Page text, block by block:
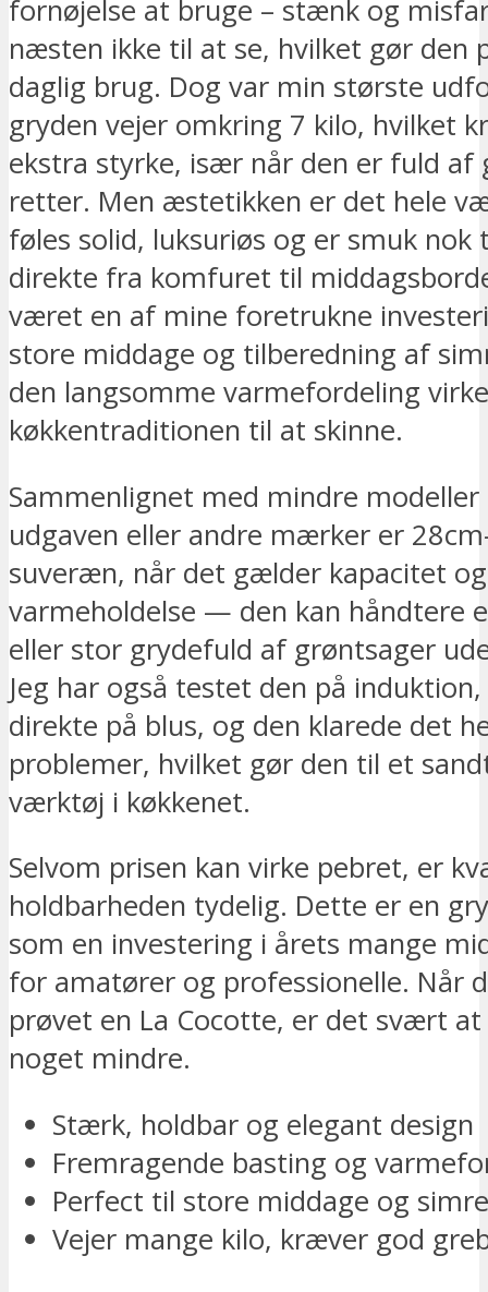
fornøjelse at bruge – stænk og
næsten ikke til at se, hvilket gør den
daglig brug. Dog var min største
gryden vejer omkring 7 kilo, hvilket
ekstra styrke, især når den er fuld af
retter. Men æstetikken er det hele
føles solid, luksuriøs og er smuk
direkte fra komfuret til
været en af mine foretrukne
store middage og tilberedning af
den langsomme varmefordeling
køkkentraditionen til at skinne.
Sammenlignet med mindre
udgaven eller andre mærker er
suveræn, når det gælder kapacitet og
varmeholdelse — den kan håndtere
eller stor grydefuld af grøntsager
Jeg har også testet den på
direkte på blus, og den klarede det
problemer, hvilket gør den til et
værktøj i køkkenet.
Selvom prisen kan virke pebret, er
holdbarheden tydelig. Dette er en
som en investering i årets mange
for amatører og professionelle. Når
prøvet en La Cocotte, er det svært
noget mindre.
Stærk, holdbar og elegant design
Fremragende basting og
Perfect til store middage og
Vejer mange kilo, kræver god